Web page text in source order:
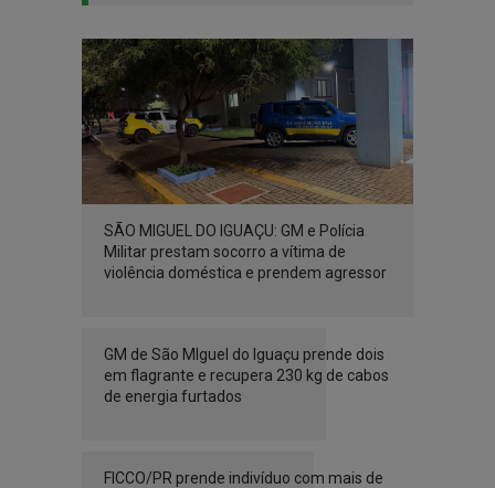
SÃO MIGUEL DO IGUAÇU: GM e Polícia
Militar prestam socorro a vítima de
violência doméstica e prendem agressor
GM de São MIguel do Iguaçu prende dois
em flagrante e recupera 230 kg de cabos
de energia furtados
FICCO/PR prende indivíduo com mais de